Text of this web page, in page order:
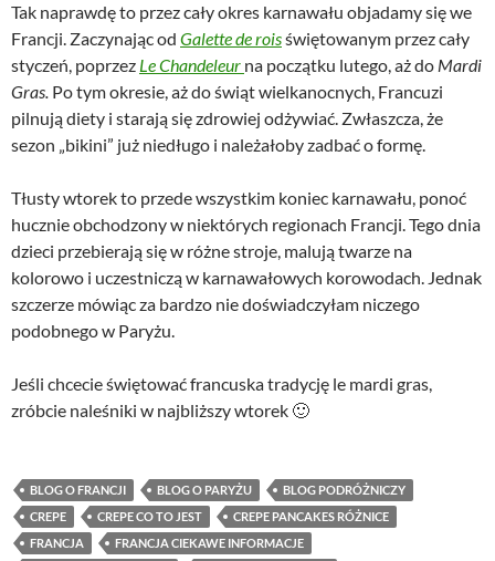
Tak naprawdę to przez cały okres karnawału objadamy się we
Francji. Zaczynając od Galette de roisświętowanym przez cały
styczeń, poprzez Le Chandeleur na początku lutego, aż do Mardi
Gras. Po tym okresie, aż do świąt wielkanocnych, Francuzi
pilnują diety i starają się zdrowiej odżywiać. Zwłaszcza, że
sezon „bikini” już niedługo i należałoby zadbać o formę.
Tłusty wtorek to przede wszystkim koniec karnawału, ponoć
hucznie obchodzony w niektórych regionach Francji. Tego dnia
dzieci przebierają się w różne stroje, malują twarze na
kolorowo i uczestniczą w karnawałowych korowodach. Jednak
szczerze mówiąc za bardzo nie doświadczyłam niczego
podobnego w Paryżu.
Jeśli chcecie świętować francuska tradycję le mardi gras,
zróbcie naleśniki w najbliższy wtorek 🙂
BLOG O FRANCJI BLOG O PARYŻU
BLOG PODRÓŻNICZY
CREPE
CREPE CO TO JEST
CREPE PANCAKES RÓŻNICE
FRANCJA
FRANCJA CIEKAWE INFORMACJE